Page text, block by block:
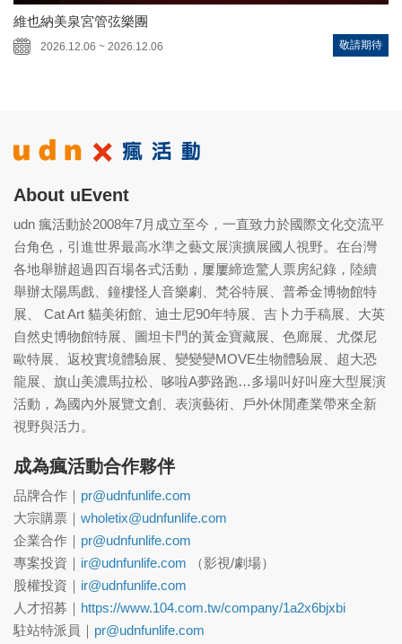
維也納美泉宮管弦樂團
2026.12.06 ~ 2026.12.06 敬請期待
About uEvent
udn 瘋活動於2008年7月成立至今，一直致力於國際文化交流平
台角色，引進世界最高水準之藝文展演擴展國人視野。在台灣
各地舉辦超過四百場各式活動，屢屢締造驚人票房紀錄，陸續
舉辦太陽馬戲、鐘樓怪人音樂劇、梵谷特展、普希金博物館特
展、 Cat Art 貓美術館、迪士尼90年特展、吉卜力手稿展、大英
自然史博物館特展、圖坦卡門的黃金寶藏展、色廊展、尤傑尼
歐特展、返校實境體驗展、變變變MOVE生物體驗展、超大恐
龍展、旗山美濃馬拉松、哆啦A夢路跑…多場叫好叫座大型展演
活動，為國內外展覽文創、表演藝術、戶外休閒產業帶來全新
視野與活力。
成為瘋活動合作夥伴
品牌合作｜ pr@udnfunlife.com
大宗購票｜ wholetix@udnfunlife.com
企業合作｜ pr@udnfunlife.com
專案投資｜ ir@udnfunlife.com （影視/劇場）
股權投資｜ ir@udnfunlife.com
人才招募｜ https://www.104.com.tw/company/1a2x6bjxbi
駐站特派員｜ pr@udnfunlife.com